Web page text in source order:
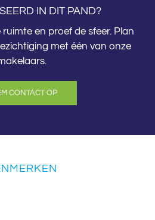
IN DIT PAND?
en proef de sfeer. Plan
met één van onze
CONTACT OP